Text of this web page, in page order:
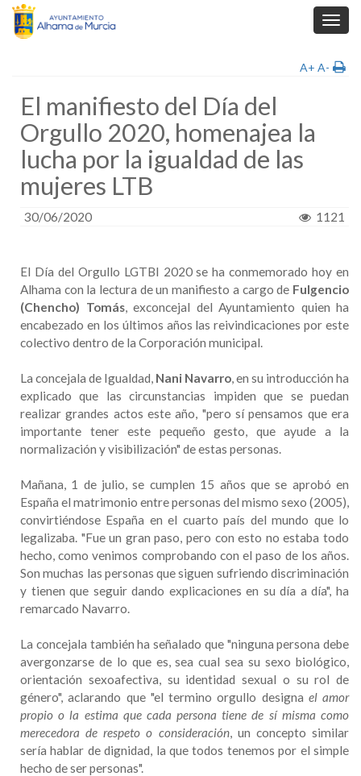
A+ A-
El manifiesto del Día del
Orgullo 2020, homenajea la
lucha por la igualdad de las
mujeres LTB
30/06/2020 1121
El Día del Orgullo LGTBI 2020 se ha conmemorado hoy en
Alhama con la lectura de un manifiesto a cargo de Fulgencio
(Chencho) Tomás, exconcejal del Ayuntamiento quien ha
encabezado en los últimos años las reivindicaciones por este
colectivo dentro de la Corporación municipal.
La concejala de Igualdad, Nani Navarro, en su introducción ha
explicado que las circunstancias impiden que se puedan
realizar grandes actos este año, "pero sí pensamos que era
importante tener este pequeño gesto, que ayude a la
normalización y visibilización" de estas personas.
Mañana, 1 de julio, se cumplen 15 años que se aprobó en
España el matrimonio entre personas del mismo sexo (2005),
convirtiéndose España en el cuarto país del mundo que lo
legalizaba. "Fue un gran paso, pero con esto no estaba todo
hecho, como venimos comprobando con el paso de los años.
Son muchas las personas que siguen sufriendo discriminación
y tienen que seguir dando explicaciones en su día a día", ha
remarcado Navarro.
La concejala también ha señalado que "ninguna persona debe
avergonzarse de lo que es, sea cual sea su sexo biológico,
orientación sexoafectiva, su identidad sexual o su rol de
género", aclarando que "el termino orgullo designa el amor
propio o la estima que cada persona tiene de sí misma como
merecedora de respeto o consideración, un concepto similar
sería hablar de dignidad, la que todos tenemos por el simple
hecho de ser personas".